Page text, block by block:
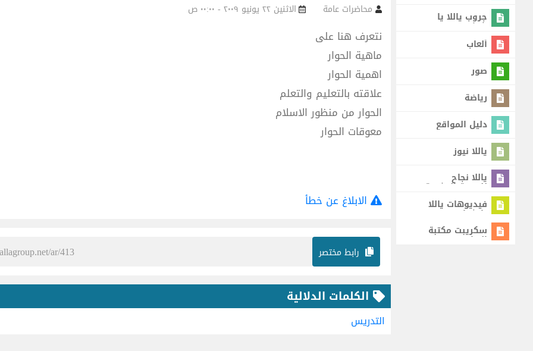
جروب ياللا يا
شباب
ألعاب
صور
رياضة
دليل المواقع
ياللا نيوز
ياللا نجاح
للتنمية البشرية
فيديوهات ياللا
يا شباب
سكريبت مكتبة
البرامج
محاضرات عامة الاثنين ٢٢ يونيو ٢٠٠٩ - ٠٠:٠٠ ص
نتعرف هنا على
ماهية الحوار
اهمية الحوار
علاقته بالتعليم والتعلم
الحوار من منظور الاسلام
معوقات الحوار
الابلاغ عن خطأ
رابط مختصر
الكلمات الدلالية
التدريس